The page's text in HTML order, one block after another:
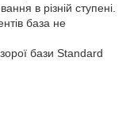
в різній ступені.
база не
бази Standard